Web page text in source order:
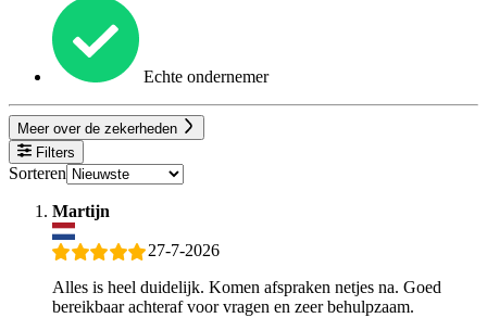
Echte ondernemer
Meer over de zekerheden
Filters
Sorteren
Martijn
27-7-2026
Alles is heel duidelijk. Komen afspraken netjes na. Goed
bereikbaar achteraf voor vragen en zeer behulpzaam.